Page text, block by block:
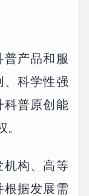
产品和服
、科学性强
科普原创能
机构、高等
根据发展需